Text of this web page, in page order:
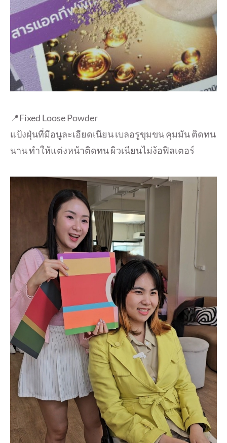
📍Fixed Loose Powder
แป้งฝุ่นที่มีอนูละเอียดเนียน เบลอรูขุมขน คุมมัน ติดทน
นาน ทำให้แต่งหน้าติดทน ผิวเนียนไม่ง้อฟิลเตอร์